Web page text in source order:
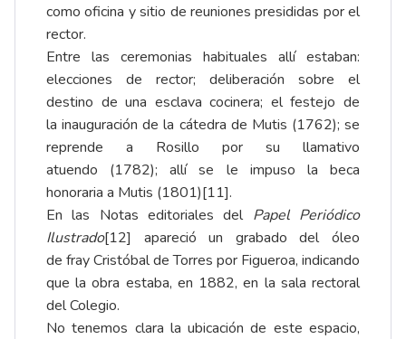
como oficina y sitio de reuniones presididas por el
rector.
Entre las ceremonias habituales allí estaban:
elecciones de rector; deliberación sobre el
destino de una esclava cocinera; el festejo de
lainauguración de la cátedra de Mutis (1762); se
reprende a Rosillo por su llamativo
atuendo (1782); allí se le impuso la beca
honoraria a Mutis (1801)[11].
En las Notas editoriales del Papel Periódico
Ilustrado[12] apareció un grabado del óleo
de fray Cristóbal de Torres por Figueroa, indicando
que la obra estaba, en 1882, en la sala rectoral
del Colegio.
No tenemos clara la ubicación de este espacio,